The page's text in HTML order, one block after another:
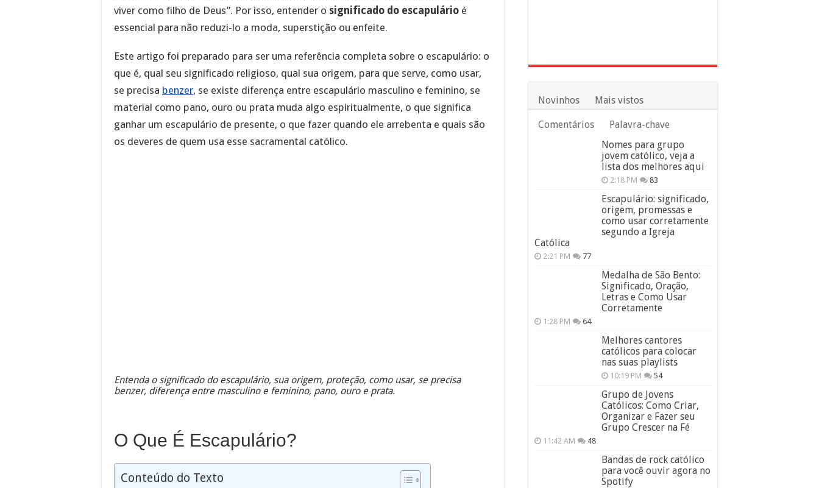
viver como filho de Deus”. Por isso, entender o significado do escapulário é
essencial para não reduzi-lo a moda, superstição ou enfeite.
Este artigo foi preparado para ser uma referência completa sobre o escapulário: o
que é, qual seu significado religioso, qual sua origem, para que serve, como usar,
se precisa benzer, se existe diferença entre escapulário masculino e feminino, se
material como pano, ouro ou prata muda algo espiritualmente, o que significa
ganhar um escapulário de presente, o que fazer quando ele arrebenta e quais são
os deveres de quem usa esse sacramental católico.
Entenda o significado do escapulário, sua origem, proteção, como usar, se precisa
benzer, diferença entre masculino e feminino, pano, ouro e prata.
O Que É Escapulário?
Conteúdo do Texto
Novinhos Mais vistos
Comentários
Palavra-chave
Nomes para grupo
jovem católico, veja a
lista dos melhores aqui
2:18 PM 83
Escapulário: significado,
origem, promessas e
como usar corretamente
segundo a Igreja
Católica
2:21 PM 77
Medalha de São Bento:
Significado, Oração,
Letras e Como Usar
Corretamente
1:28 PM 64
Melhores cantores
católicos para colocar
nas suas playlists
10:19 PM 54
Grupo de Jovens
Católicos: Como Criar,
Organizar e Fazer seu
Grupo Crescer na Fé
11:42 AM 48
Bandas de rock católico
para você ouvir agora no
Spotify